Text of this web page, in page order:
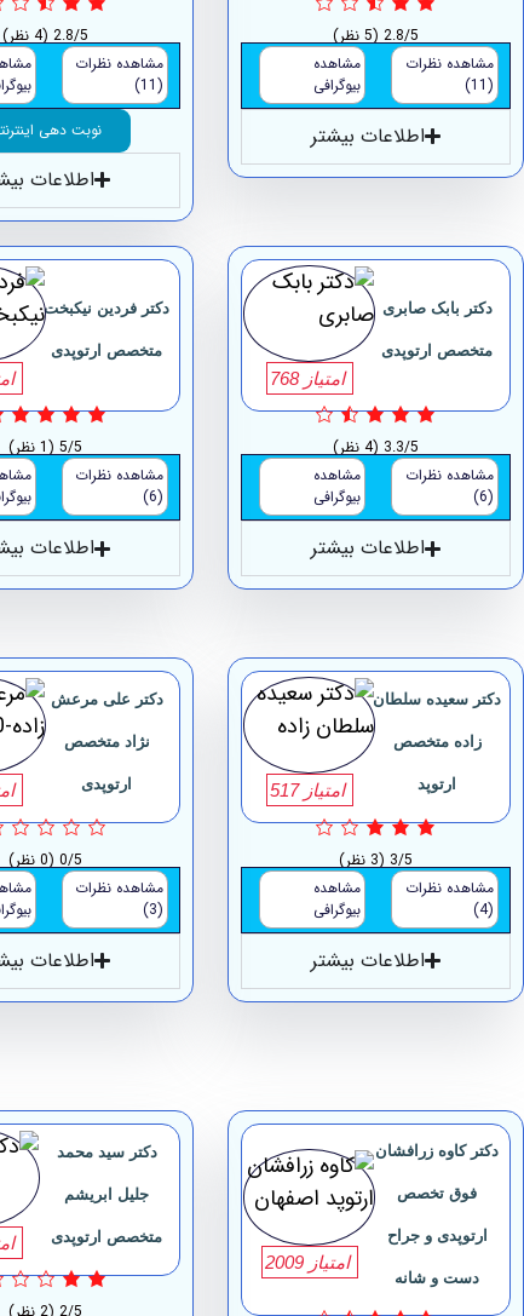
2.8/5 (5 نظر)
مشاهده نظرات
(11)
مشاهده
بیوگرافی
اطلاعات بیشتر
2.8/5 (4 نظر)
مشاهده نظرات
(11)
نوبت دهی
اطلاعات
دکتر بابک صابری
متخصص ارتوپدی
امتیاز 768
3.3/5 (4 نظر)
مشاهده نظرات
(6)
مشاهده
بیوگرافی
اطلاعات بیشتر
دکتر فردین نیکبخت
متخصص ارتوپدی
5/5 (1 نظر)
مشاهده نظرات
(6)
اطلاعات
دکتر سعیده سلطان
زاده متخصص
ارتوپد امتیاز 517
3/5 (3 نظر)
مشاهده نظرات
(4)
مشاهده
بیوگرافی
اطلاعات بیشتر
دکتر علی مرعش
نژاد متخصص
ارتوپدی
0/5 (0 نظر)
مشاهده نظرات
(3)
اطلاعات
دکتر کاوه زرافشان
فوق تخصص
ارتوپدی و جراح
دست و شانه
امتیاز 2009
دکتر سید محمد
جلیل ابریشم
متخصص ارتوپدی